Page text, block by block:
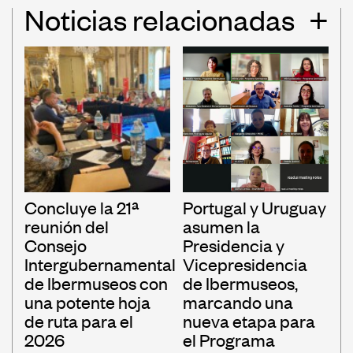
Noticias relacionadas +
Concluye la 21ª
reunión del
Consejo
Intergubernamental
de Ibermuseos con
una potente hoja
de ruta para el
2026
Portugal y Uruguay
asumen la
Presidencia y
Vicepresidencia
de Ibermuseos,
marcando una
nueva etapa para
el Programa